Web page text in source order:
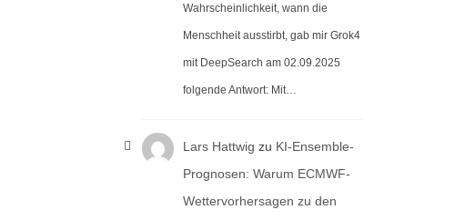
Wahrscheinlichkeit, wann die
Menschheit ausstirbt, gab mir Grok4
mit DeepSearch am 02.09.2025
folgende Antwort: Mit…
Lars Hattwig zu KI-Ensemble-
Prognosen: Warum ECMWF-
Wettervorhersagen zu den